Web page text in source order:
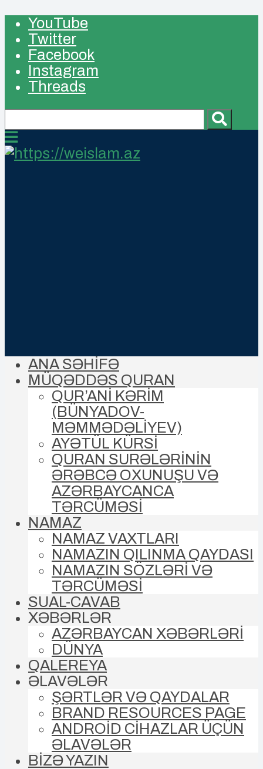
YouTube
Twitter
Facebook
Instagram
Threads
ANA SƏHİFƏ
MÜQƏDDƏS QURAN
QUR’ANİ KƏRİM
(BÜNYADOV-
MƏMMƏDƏLIYEV)
AYƏTÜL KÜRSİ
QURAN SURƏLƏRİNİN
ƏRƏBCƏ OXUNUŞU VƏ
AZƏRBAYCANCA
TƏRCÜMƏSİ
NAMAZ
NAMAZ VAXTLARI
NAMAZIN QILINMA QAYDASI
NAMAZIN SÖZLƏRİ VƏ
TƏRCÜMƏSİ
SUAL-CAVAB
XƏBƏRLƏR
AZƏRBAYCAN XƏBƏRLƏRİ
DÜNYA
QALEREYA
ƏLAVƏLƏR
ŞƏRTLƏR VƏ QAYDALAR
BRAND RESOURCES PAGE
ANDROİD CİHAZLAR ÜÇÜN
ƏLAVƏLƏR
BİZƏ YAZIN